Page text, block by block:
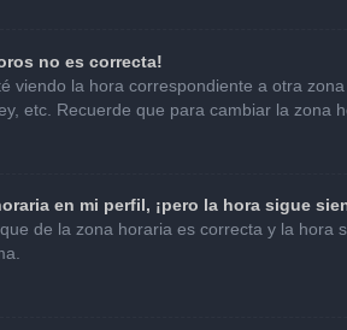
no es correcta!
viendo la hora correspondiente a otra
etc. Recuerde que para cambiar la
en mi perfil, ¡pero la hora sigue
de la zona horaria es correcta y la